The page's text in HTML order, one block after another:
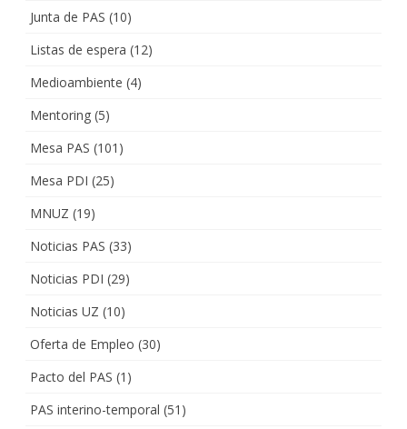
Junta de PAS (10)
Listas de espera (12)
Medioambiente (4)
Mentoring (5)
Mesa PAS (101)
Mesa PDI (25)
MNUZ (19)
Noticias PAS (33)
Noticias PDI (29)
Noticias UZ (10)
Oferta de Empleo (30)
Pacto del PAS (1)
PAS interino-temporal (51)